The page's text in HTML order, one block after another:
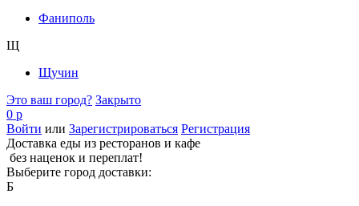
Фаниполь
Щ
Щучин
Это ваш город? Закрыто
0 р
Войти или Зарегистрироваться Регистрация
Доставка еды из ресторанов и кафе
без наценок и переплат!
Выберите город доставки:
Б